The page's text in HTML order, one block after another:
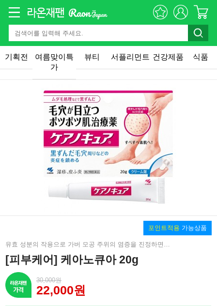
기획전
여름맞이특
가
뷰티 서플리먼트 건강제품 식품
포인트적용 가능상품
유효 성분의 작용으로 가버 모공 주위의 염증을 진정하면서 손상된 피부의 신진 대사를 촉진시켜 깨끗한 피부로 개선하고 있습니다
[피부케어] 케아노큐아 20g
30,000원
22,000원